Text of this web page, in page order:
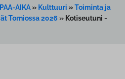
AIKA» Kulttuuri »Toiminta ja
Torniossa 2026 » Kotiseutuni -